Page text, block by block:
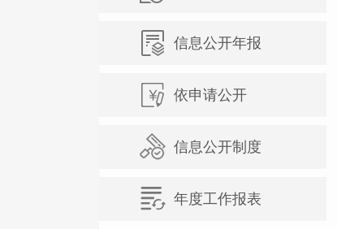
信息公开年报
依申请公开
信息公开制度
年度工作报表